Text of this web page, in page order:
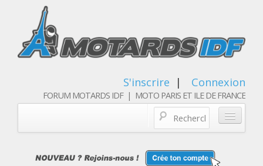
S'inscrire | Connexion
FORUM MOTARDS IDF | MOTO PARIS ET ILE DE FRANCE